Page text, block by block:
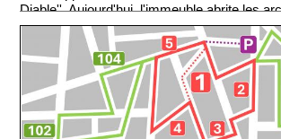
Diable''. Aujourd'hui, l'immeuble abrite les
royaume belge. Les statues qui se trouvent
représentent les frères Van Eyck, deux
15e siècle.